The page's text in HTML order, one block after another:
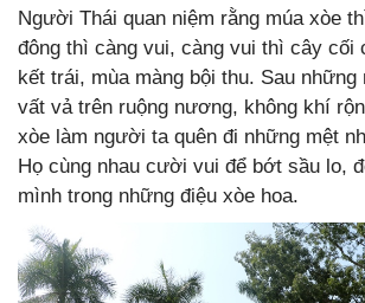
Người Thái quan niệm rằng múa xòe
đông thì càng vui, càng vui thì cây cối
kết trái, mùa màng bội thu. Sau những
vất vả trên ruộng nương, không khí
xòe làm người ta quên đi những mệt
Họ cùng nhau cười vui để bớt sầu lo,
mình trong những điệu xòe hoa.